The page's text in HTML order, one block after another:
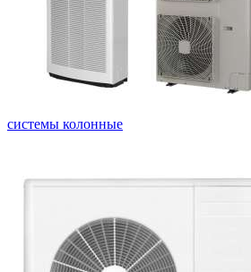
системы колонные